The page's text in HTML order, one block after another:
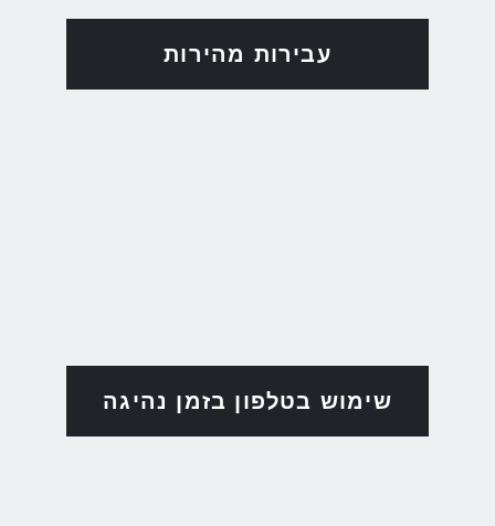
עבירות מהירות
שימוש בטלפון בזמן נהיגה